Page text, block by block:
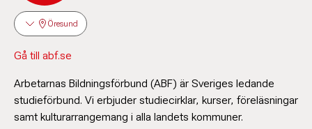
Öresund
Gå till abf.se
Arbetarnas Bildningsförbund (ABF) är Sveriges ledande
studieförbund. Vi erbjuder studiecirklar, kurser, föreläsningar
samt kulturarrangemang i alla landets kommuner.